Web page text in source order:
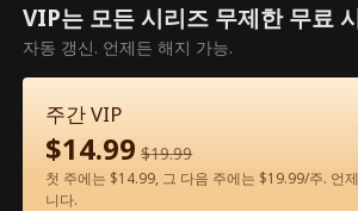
유료 에피소드입니다. 시
잠금을 해제해 주세
VIP는 모든 시리즈 무제한 무료
자동 갱신. 언제든 해지 가능.
주간 VIP
$14.99 $19.99
첫 주에는 $14.99, 그 다음 주에는 $19.99/주. 언
니다.